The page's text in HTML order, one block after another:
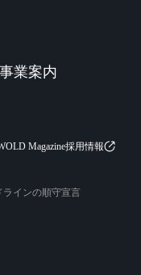
事業案内
Magazine採用情報
インの順守宣言